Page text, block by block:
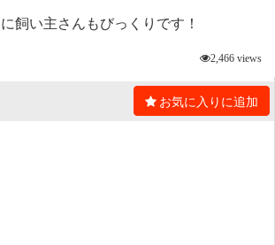
飼い主さんもびっくりです！
2,466 views
お気に入りに追加